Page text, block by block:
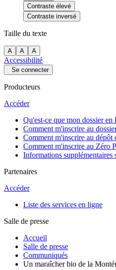
Contraste élevé
Contraste inversé
Taille du texte
A A A
Accessibilité
Se connecter
Producteurs
Accéder
Qu'est-ce que mon dossier en
Comment m'inscrire au
Comment m'inscrire au dépôt
Comment m'inscrire au Zéro
Informations supplémentaires
Partenaires
Accéder
Liste des services en ligne
Salle de presse
Accueil
Salle de presse
Communiqués
Un maraîcher bio de la